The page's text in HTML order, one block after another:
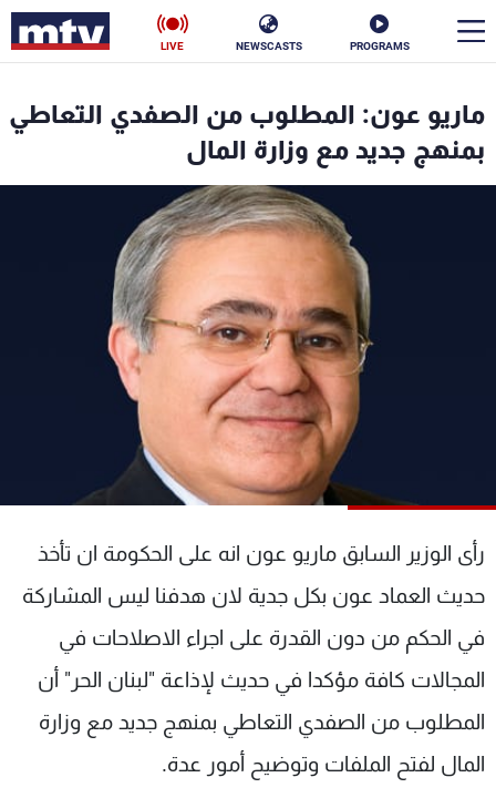
PROGRAMS
NEWSCASTS
LIVE
ماريو عون: المطلوب من الصفدي التعاطي
بمنهج جديد مع وزارة المال
رأى الوزير السابق ماريو عون انه على الحكومة ان تأخذ
حديث العماد عون بكل جدية لان هدفنا ليس المشاركة
في الحكم من دون القدرة على اجراء الاصلاحات في
المجالات كافة مؤكدا في حديث لإذاعة "لبنان الحر" أن
المطلوب من الصفدي التعاطي بمنهج جديد مع وزارة
المال لفتح الملفات وتوضيح أمور عدة.
الأخبار
ناس
فن
رياضة
جدول البرامج
الترددات
الإنـتـاج
لاعلاناتكم
تواصل معنا
شروط الإسـتخدام
سياسة الخصوصية